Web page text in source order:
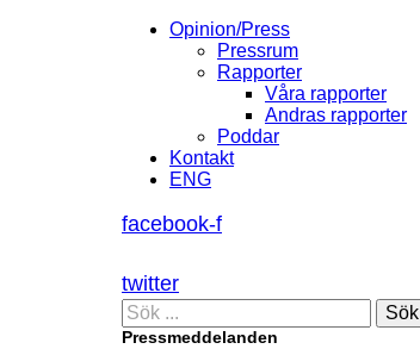
Opinion/Press
Pressrum
Rapporter
Våra rapporter
Andras rapporter
Poddar
Kontakt
ENG
facebook-f
twitter
Sök
Pressmeddelanden